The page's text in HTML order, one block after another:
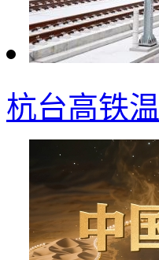
杭台高铁